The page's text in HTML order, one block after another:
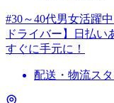
#30～40代男女活躍
ドライバー】日払
すぐに手元に！
配送・物流ス